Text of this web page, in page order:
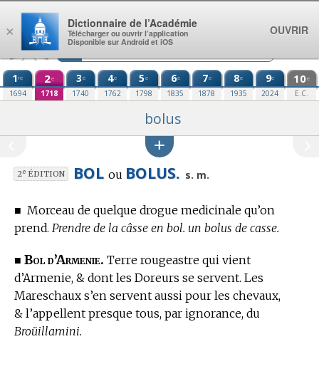
Aller au contenu
1re
1694
2e
1718
3e
1740
4e
1762
5e
1798
6e
1835
7e
1878
8e
1935
9e
2024
10e
E.C.
bolus
2eÉDITION BOL ou BOLUS. s. m.
■ Morceau de quelque drogue medicinale qu’on
prend. Prendre de la câsse en bol. un bolus de casse.
■ Bol d’Armenie. Terre rougeastre qui vient
d’Armenie, & dont les Doreurs se servent. Les
Mareschaux s’en servent aussi pour les chevaux,
& l’appellent presque tous, par ignorance, du
Broüillamini.
×
Dictionnaire de l’Académie
Télécharger ou ouvrir l’application
Disponible sur Android et iOS
OUVRIR